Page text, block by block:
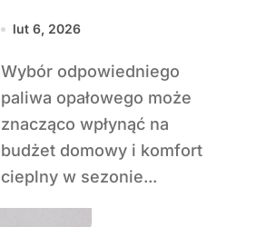
lut 6, 2026
Wybór odpowiedniego
paliwa opałowego może
znacząco wpłynąć na
budżet domowy i komfort
cieplny w sezonie...